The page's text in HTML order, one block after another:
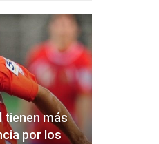
tienen más
por los